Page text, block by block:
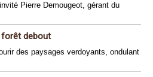
Pierre Demougeot, gérant du
forêt debout
des paysages verdoyants, ondulant